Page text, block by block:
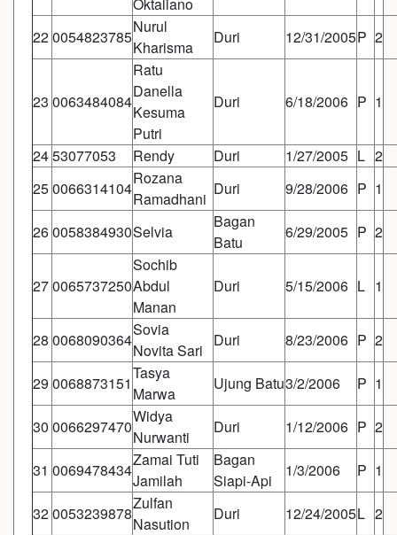
220054823785
Nurul
Kharisma
Duri 12/31/2005P 2
23 0063484084
Ratu
Danella
Kesuma
Putri
Duri 6/18/2006 P 1
2453077053 Rendy Duri 1/27/2005 L 2
250066314104
Rozana
Ramadhani
Duri 9/28/2006 P 1
260058384930Selvia
Bagan
Batu
6/29/2005 P 2
270065737250
Sochib
Abdul
Manan
Duri 5/15/2006 L 1
28 0068090364
Sovia
Novita Sari
Duri 8/23/2006 P 2
29 0068873151
Tasya
Marwa
Ujung Batu3/2/2006 P 1
30 0066297470
Widya
Nurwanti
Duri 1/12/2006 P 2
31 0069478434
Zamai Tuti
Jamilah
Bagan
Siapi-Api
1/3/2006 P 1
320053239878
Zulfan
Nasution
Duri 12/24/2005L 2